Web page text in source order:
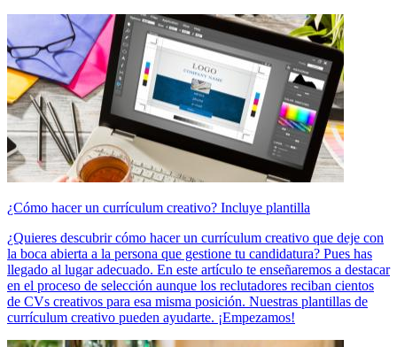
¿Cómo hacer un currículum creativo? Incluye plantilla
¿Quieres descubrir cómo hacer un currículum creativo que deje con
la boca abierta a la persona que gestione tu candidatura? Pues has
llegado al lugar adecuado. En este artículo te enseñaremos a destacar
en el proceso de selección aunque los reclutadores reciban cientos
de CVs creativos para esa misma posición. Nuestras plantillas de
currículum creativo pueden ayudarte. ¡Empezamos!